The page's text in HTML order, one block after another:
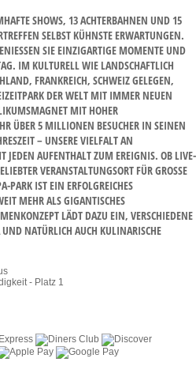
SHOWS, 13 ACHTERBAHNEN UND 15
SELBST KÜHNSTE ERWARTUNGEN.
SIE EINZIGARTIGE MOMENTE UND E
IM KULTURELL WIE LANDSCHAFTLICH R
FRANKREICH, SCHWEIZ GELEGEN, W
DER WELT MIT IMMER NEUEN SU
MIT HOHER IN
5 MILLIONEN BESUCHER IN SEINEN BA
– UNSERE VIELFALT AN WE
AUFENTHALT ZUM EREIGNIS. OB LIVE-EV
VERANSTALTUNGSORT FÜR GROSSE MED
IST EIN ERFOLGREICHES FAM
ALS GIGANTISCHES FRE
LÄDT DAZU EIN, VERSCHIEDENE LÄN
NATÜRLICH AUCH KULINARISCHE ERL
- Platz 1